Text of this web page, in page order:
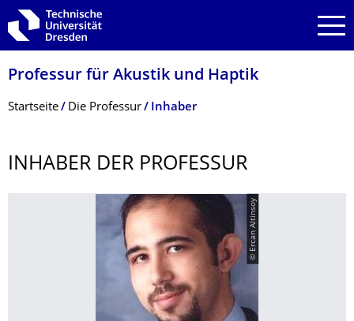
Zur Hauptnavigation springen
Zur Suche springen
Zum Inhalt springen
Professur für Akustik und Haptik
Breadcrumb-Menü
Startseite Die Professur Inhaber
INHABER DER PROFESSUR
© Ercan Altinsoy